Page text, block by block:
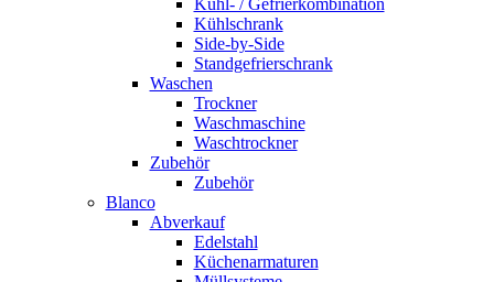
Kühl- / Gefrierkombination
Kühlschrank
Side-by-Side
Standgefrierschrank
Waschen
Trockner
Waschmaschine
Waschtrockner
Zubehör
Zubehör
Blanco
Abverkauf
Edelstahl
Küchenarmaturen